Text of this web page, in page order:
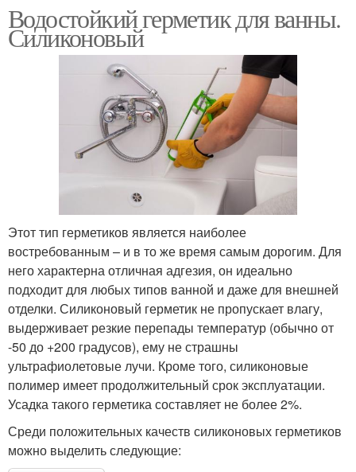
Водостойкий герметик для ванны.
Силиконовый
Этот тип герметиков является наиболее
востребованным – и в то же время самым дорогим. Для
него характерна отличная адгезия, он идеально
подходит для любых типов ванной и даже для внешней
отделки. Силиконовый герметик не пропускает влагу,
выдерживает резкие перепады температур (обычно от
-50 до +200 градусов), ему не страшны
ультрафиолетовые лучи. Кроме того, силиконовые
полимер имеет продолжительный срок эксплуатации.
Усадка такого герметика составляет не более 2%.
Среди положительных качеств силиконовых герметиков
можно выделить следующие: